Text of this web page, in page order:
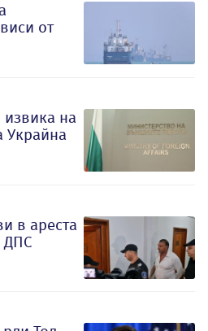
от
на
Украйна
в ареста
ДПС